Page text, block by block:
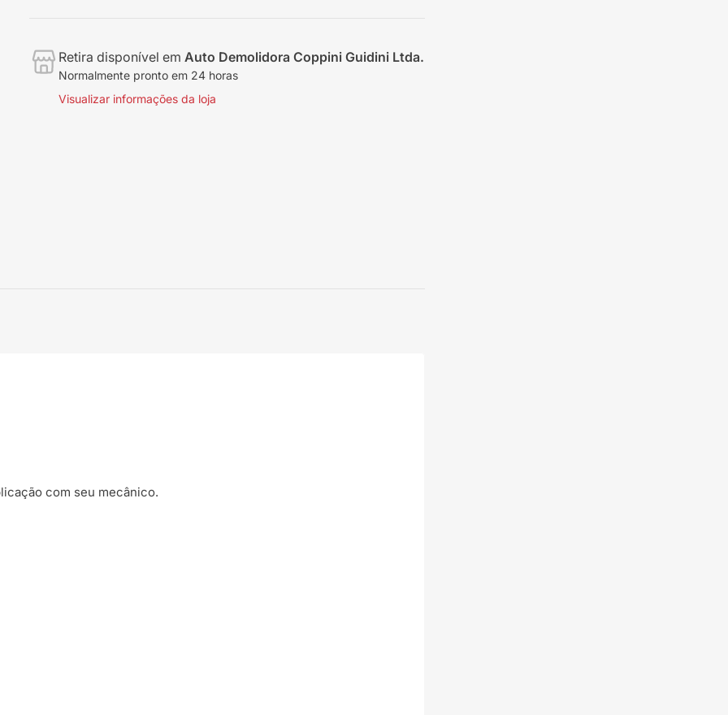
Retira disponível em Auto Demolidora Coppini Guidini Ltda.
Normalmente pronto em 24 horas
Visualizar informações da loja
com seu mecânico.